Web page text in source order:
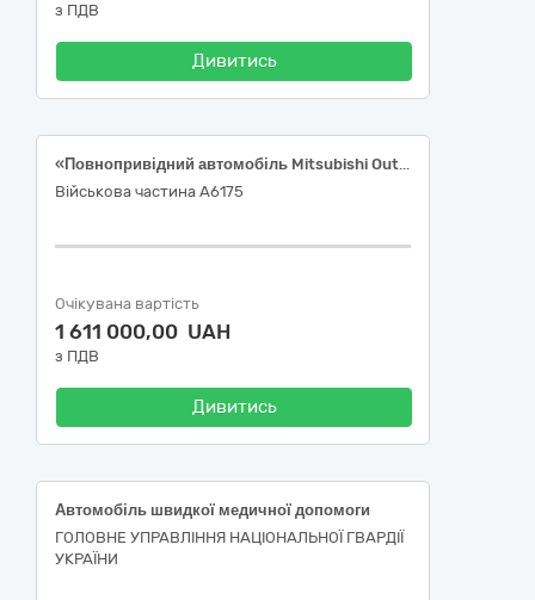
з ПДВ
Дивитись
«Повнопривідний автомобіль Mitsubishi Outlander 2.5 CVT Intense» ДК 021:2015: 34110000-1 “Легкові автомобілі” (ДК 021:2015: 34113000-2 “Повнопривідні транспортні засоби”)
Військова частина А6175
Очікувана вартість
1 611 000,00 UAH
з ПДВ
Дивитись
Автомобіль швидкої медичної допомоги
ГОЛОВНЕ УПРАВЛІННЯ НАЦІОНАЛЬНОЇ ГВАРДІЇ
УКРАЇНИ